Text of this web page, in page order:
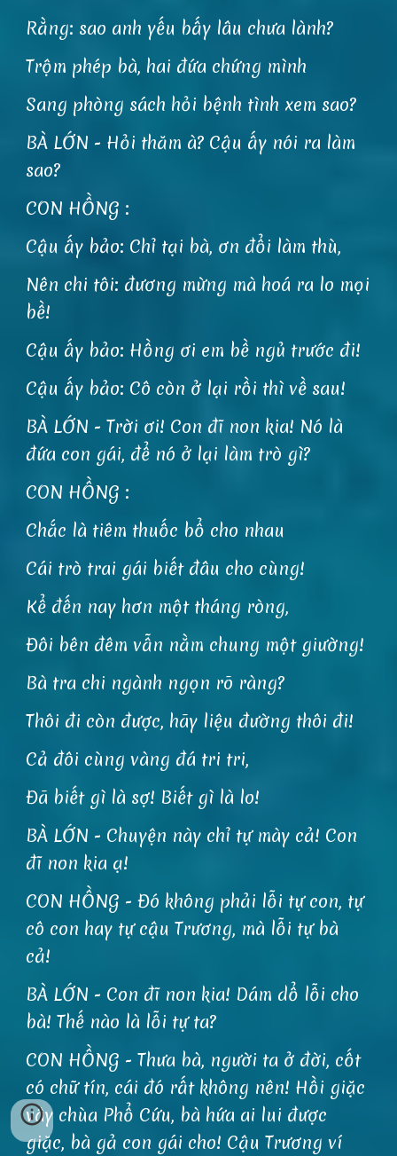
Rằng: sao anh yếu bấy lâu chưa lành?
Trộm phép bà, hai đứa chứng mình
Sang phòng sách hỏi bệnh tình xem sao?
BÀ LỚN - Hỏi thăm à? Cậu ấy nói ra làm
sao?
CON HỒNG :
Cậu ấy bảo: Chỉ tại bà, ơn đổi làm thù,
Nên chi tôi: đương mừng mà hoá ra lo mọi
bề!
Cậu ấy bảo: Hồng ơi em bề ngủ trước đi!
Cậu ấy bảo: Cô còn ở lại rồi thì về sau!
BÀ LỚN - Trời ơi! Con đĩ non kia! Nó là
đứa con gái, để nó ở lại làm trò gì?
CON HỒNG :
Chắc là tiêm thuốc bổ cho nhau
Cái trò trai gái biết đâu cho cùng!
Kể đến nay hơn một tháng ròng,
Đôi bên đêm vẫn nằm chung một giường!
Bà tra chi ngành ngọn rõ ràng?
Thôi đi còn được, hãy liệu đường thôi đi!
Cả đôi cùng vàng đá tri tri,
Đã biết gì là sợ! Biết gì là lo!
BÀ LỚN - Chuyện này chỉ tự mày cả! Con
đĩ non kia ạ!
CON HỒNG - Đó không phải lỗi tự con, tự
cô con hay tự cậu Trương, mà lỗi tự bà
cả!
BÀ LỚN - Con đĩ non kia! Dám dổ lỗi cho
bà! Thế nào là lỗi tự ta?
CON HỒNG - Thưa bà, người ta ở đời, cốt
có chữ tín, cái đó rất không nên! Hồi giặc
vây chùa Phổ Cứu, bà hứa ai lui được
giặc, bà gả con gái cho! Cậu Trương ví